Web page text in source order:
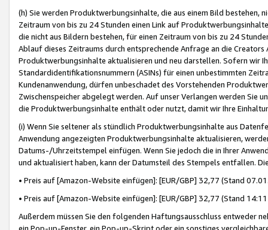
(h) Sie werden Produktwerbungsinhalte, die aus einem Bild bestehen,
Zeitraum von bis zu 24 Stunden einen Link auf
die nicht aus Bildern bestehen, für einen Zeitraum von bis zu 24
Ablauf dieses Zeitraums durch entsprechende Anfrage an die
Produktwerbungsinhalte aktualisieren und neu darstellen. Sofern wir
Standardidentifikationsnummern (ASINs) für einen unbestimmten
Kundenanwendung, dürfen unbeschadet des Vorstehenden
Zwischenspeicher abgelegt werden. Auf unser Verlangen werden Sie
die Produktwerbungsinhalte enthält oder nutzt, damit wir Ihre
(i) Wenn Sie seltener als stündlich Produktwerbungsinhalte aus
Anwendung angezeigten Produktwerbungsinhalte aktualisieren,
Datums-/Uhrzeitstempel einfügen. Wenn Sie jedoch die in Ihrer
und aktualisiert haben, kann der Datumsteil des Stempels entfallen.
• Preis auf [Amazon-Website einfügen]: [EUR/GBP] 32,77 (Stand
• Preis auf [Amazon-Website einfügen]: [EUR/GBP] 32,77 (Stand
Außerdem müssen Sie den folgenden Haftungsausschluss entweder
ein Pop-up-Fenster, ein Pop-up-Skript oder ein sonstiges